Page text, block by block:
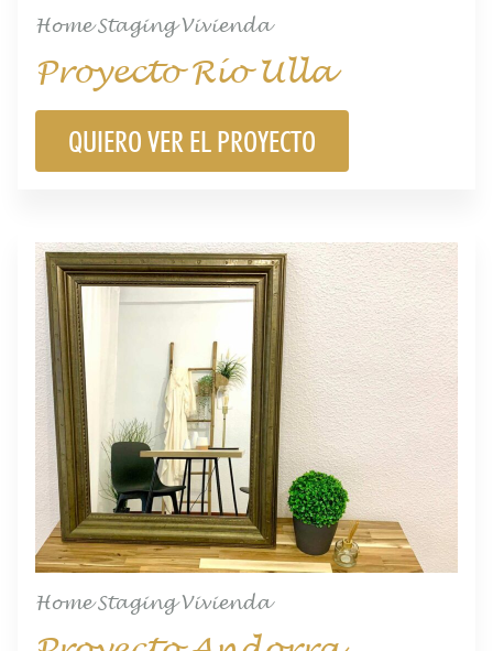
Home Staging Vivienda
Proyecto Río Ulla
QUIERO VER EL PROYECTO
Home Staging Vivienda